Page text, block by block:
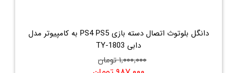
دانگل بلوتوث اتصال دسته بازی PS4 PS5 به کامپیوتر مدل
دابی TY-1803
۱,۰۰۰,۰۰۰ تومان